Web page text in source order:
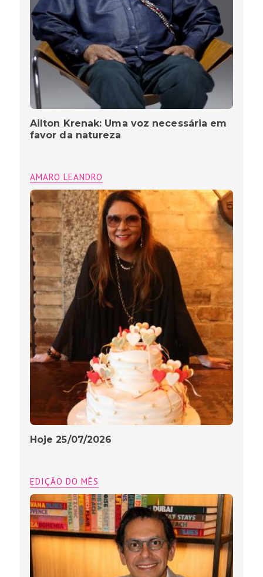
Ailton Krenak: Uma voz necessária em
favor da natureza
AMARO LEANDRO
Hoje 25/07/2026
EDIÇÃO DO MÊS